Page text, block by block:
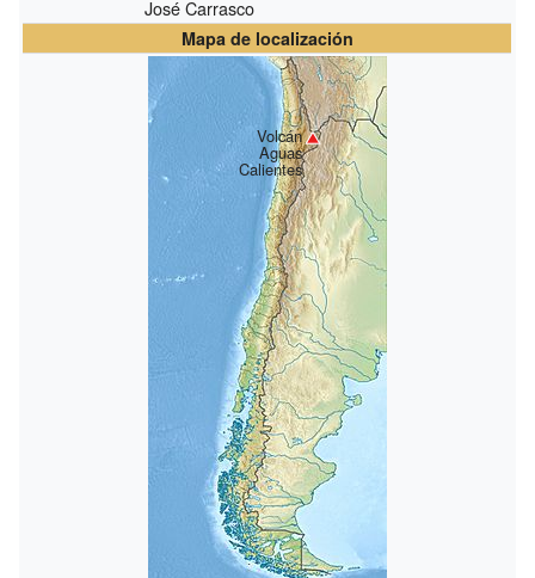
José Carrasco
Mapa de localización
Volcán
Aguas
Calientes